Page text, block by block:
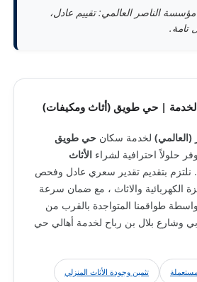
الناصر العالمي: تقييم عادل،
تامة.
| حي طويق (أثاث ومكيفات)
لخدمة سكان حي طويق
حلولاً احترافية لشراء الأثاث
نلتزم بتقديم تقدير سعري عادل وفحص
الكهربائية والاثاث ، مع ضمان سرعة
طواقمنا المتواجدة بالقرب من
وشارع بلال بن رباح لخدمة أهالي حي
تثمين وجودة الأثاث المنزلي